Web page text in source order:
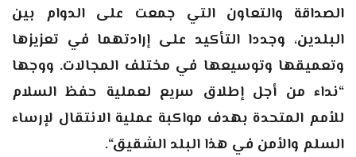
الصداقة والتعاون التي جمعت على الدوام بين
البلدين، وجددا التأكيد على إرادتهما في تعزيزها
وتعميقها وتوسيعها في مختلف المجالات. ووجها
“نداء من أجل إطلاق سريع لعملية حفظ السلام
للأمم المتحدة بهدف مواكبة عملية الانتقال لإرساء
السلم والأمن في هذا البلد الشقيق“.